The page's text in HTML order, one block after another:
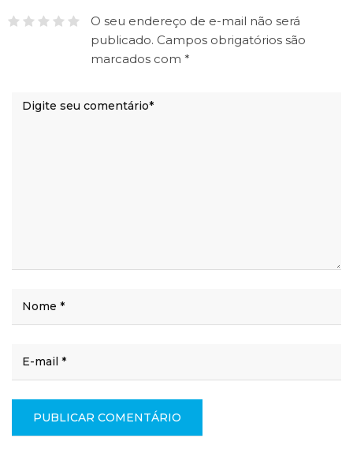
O seu endereço de e-mail não será
publicado. Campos obrigatórios são
marcados com *